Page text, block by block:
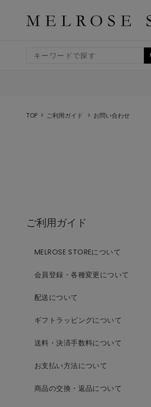
TOP ご利用ガイド お問い合わせ
ご利用ガイド
MELROSE STOREについて
会員登録・各種変更について
配送について
ギフトラッピングについて
送料・決済手数料について
お支払い方法について
商品の交換・返品について